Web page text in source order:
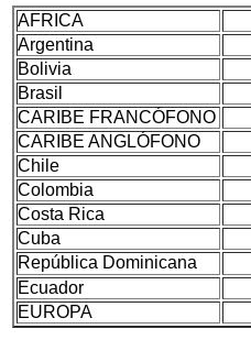
AFRICA
Argentina
Bolivia
Brasil
CARIBE FRANCÓFONO
CARIBE ANGLÓFONO
Chile
Colombia
Costa Rica
Cuba
República Dominicana
Ecuador
EUROPA